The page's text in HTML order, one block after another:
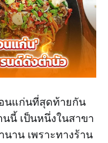
นแก่นที่สุดท้ายกัน
นี้ เป็นหนึ่งในสาขา
าน เพราะทางร้าน